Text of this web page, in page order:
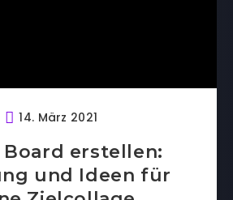
14. März 2021
Board erstellen:
und Ideen für